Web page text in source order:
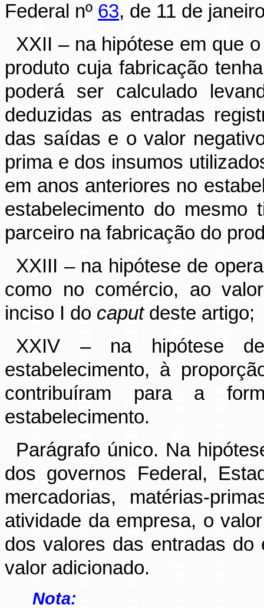
Federal nº 63, de 11 de
XXII – na hipótese em que
produto cuja fabricação
poderá ser calculado
deduzidas as entradas
das saídas e o valor
prima e dos insumos
em anos anteriores no
estabelecimento do mesmo
parceiro na fabricação do
XXIII – na hipótese de
como no comércio, ao
inciso I do caputdeste artigo;
XXIV – na hipótese
estabelecimento, à
contribuíram para a
estabelecimento.
Parágrafo único. Na
dos governos Federal,
mercadorias, matérias-
atividade da empresa, o
dos valores das entradas do
valor adicionado.
Nota: